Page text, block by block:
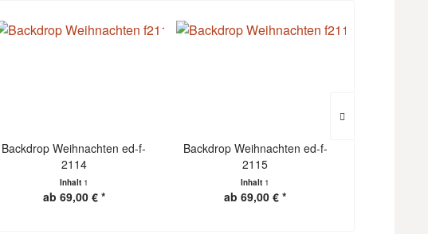
Backdrop Weihnachten ed-f-
2114
Inhalt 1
ab 69,00 € *
Backdrop Weihnachten ed-f-
2115
Inhalt 1
ab 69,00 € *